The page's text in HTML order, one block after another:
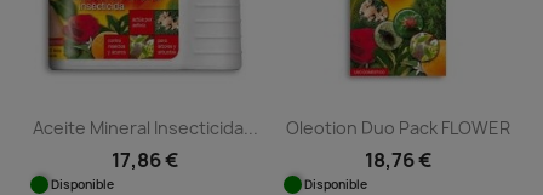
Aceite Mineral Insecticida...
17,86 €
Disponible
Oleotion Duo Pack FLOWER
18,76 €
Disponible